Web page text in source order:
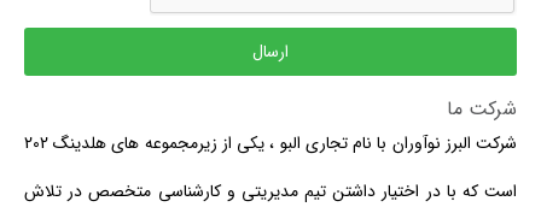
ارسال
شرکت ما
شرکت البرز نوآوران با نام تجاری البو ، یکی از زیرمجموعه های هلدینگ 202
است که با در اختیار داشتن تیم مدیریتی و کارشناسی متخصص در تلاش